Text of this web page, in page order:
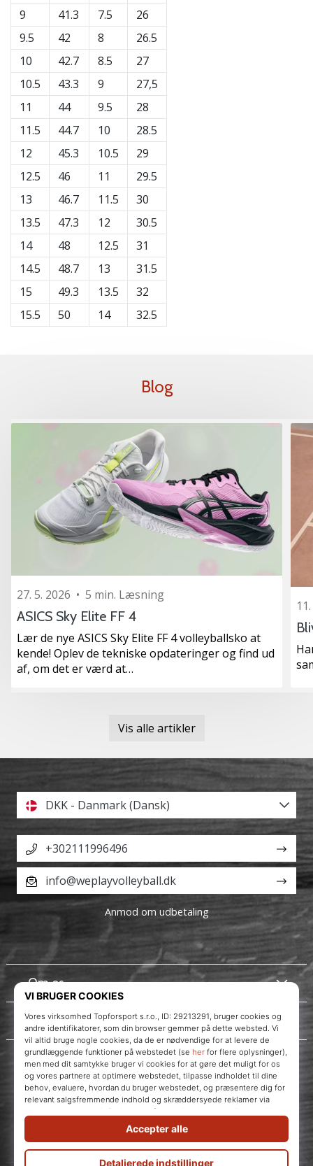
9
9.5
10
10.5
11
11.5
12
12.5
13
13.5
14
14.5
15
15.5
41.3
42
42.7
43.3
44
44.7
45.3
46
46.7
47.3
48
48.7
49.3
50
7.5
8
8.5
9
9.5
10
10.5
11
11.5
12
12.5
13
13.5
14
26
26.5
27
27,5
28
28.5
29
29.5
30
30.5
31
31.5
32
32.5
Blog
27. 5. 2026 • 5 min. Læsning
ASICS Sky Elite FF 4
Lær de nye ASICS Sky Elite FF 4 volleyballsko at
kende! Oplev de tekniske opdateringer og find ud
af, om det er værd at…
Vis alle artikler
WePlayVolleyball.dk
Instagram
Om os
Kundeservice
DKK - Danmark (Dansk)
+302111996496
info@weplayvolleyball.dk
Anmod om udbetaling